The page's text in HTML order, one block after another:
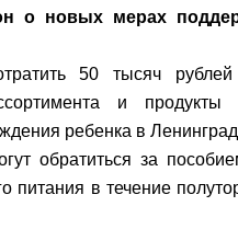
о новых мерах
50 тысяч рублей
и продукты
ребенка в
обратиться за
питания в течение